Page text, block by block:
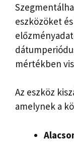
eszközöket
mértékben
Az eszköz
amelynek a